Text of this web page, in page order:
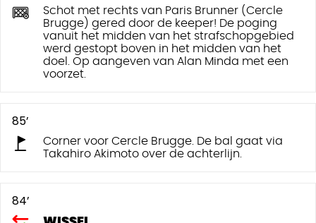
Schot met rechts van Paris Brunner (Cercle
Brugge) gered door de keeper! De poging
vanuit het midden van het strafschopgebied
werd gestopt boven in het midden van het
doel. Op aangeven van Alan Minda met een
voorzet.
85’
Corner voor Cercle Brugge. De bal gaat via
Takahiro Akimoto over de achterlijn.
84’